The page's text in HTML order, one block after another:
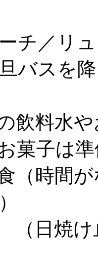
チ／リ
バスを
飲料水
菓子は
（時間
日焼け